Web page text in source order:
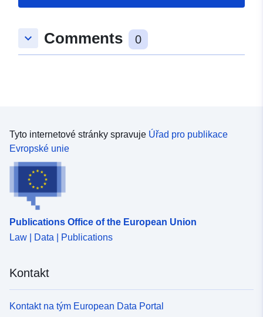
keyboard_arrow_down Comments 0
Tyto internetové stránky spravuje Úřad pro publikace
Evropské unie
Publications Office of the European Union
Law | Data | Publications
Kontakt
Kontakt na tým European Data Portal